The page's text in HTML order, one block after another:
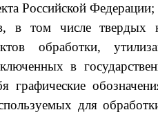
Российской Федерации;
в том числе твердых
обработки,
в
графические
для